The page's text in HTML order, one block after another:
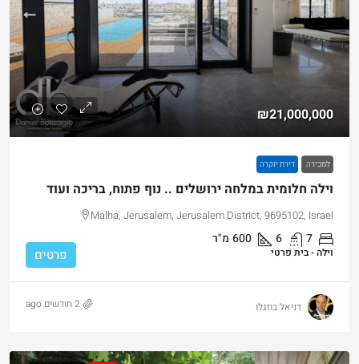
₪21,000,000
למכירה דירת יוקרה
וילה חלומית במלחה ירושלים .. נוף פתוח, בריכה ועוד
Malha, Jerusalem, Jerusalem District, 9695102, Israel
7
6
600 מ"ר
וילה - בית פרטי פרטים
דניאל בוזגלו 2 חודשים ago